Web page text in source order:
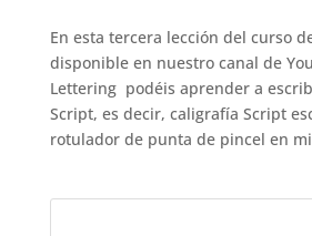
En esta tercera lección del curso
disponible en nuestro canal de
Lettering podéis aprender a
Script, es decir, caligrafía Script
rotulador de punta de pincel en